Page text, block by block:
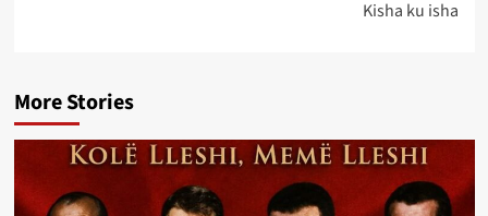
Kisha ku isha
More Stories